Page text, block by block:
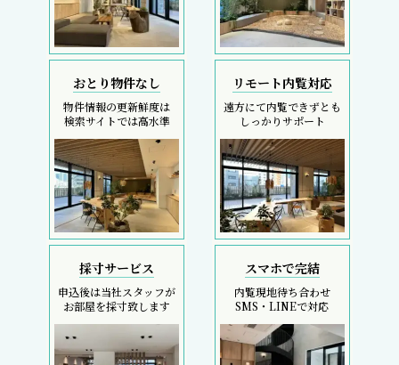
おとり物件なし
物件情報の更新鮮度は
検索サイトでは高水準
リモート内覧対応
遠方にて内覧できずとも
しっかりサポート
採寸サービス
申込後は当社スタッフが
お部屋を採寸致します
スマホで完結
内覧現地待ち合わせ
SMS・LINEで対応